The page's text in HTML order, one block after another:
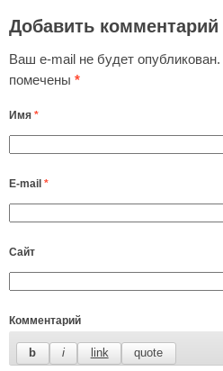
Добавить комментарий
Ваш e-mail не будет опубликован.
помечены *
Имя *
E-mail *
Сайт
Комментарий